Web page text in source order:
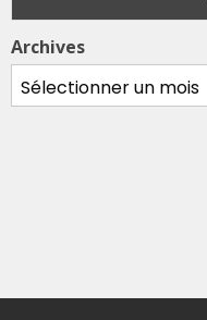
Archives
Archives